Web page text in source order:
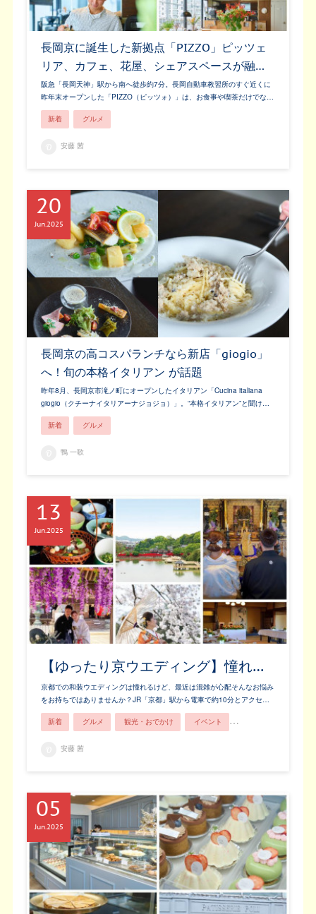
長岡京に誕生した新拠点「PIZZO」ピッツェ
リア、カフェ、花屋、シェアスペースが融…
阪急「長岡天神」駅から南へ徒歩約7分。長岡自動車教習所のすぐ近くに
昨年末オープンした「PIZZO（ピッツォ）」は、お食事や喫茶だけでな…
新着 グルメ
安藤 茜
長岡京の高コスパランチなら新店「giogio」
へ！旬の本格イタリアン が話題
昨年8月、長岡京市滝ノ町にオープンしたイタリアン「Cucina italiana
giogio（クチーナイタリアーナジョジョ）」。“本格イタリアン”と聞け…
20
Jun2025
新着 グルメ
鴨 一歌
【ゆったり京ウエディング】憧れ…
京都での和装ウエディングは憧れるけど、最近は混雑が心配そんなお悩み
をお持ちではありませんか？JR「京都」駅から電車で約10分とアクセ…
13
Jun2025
新着 グルメ 観光・おでかけ イベント
安藤 茜
05
Jun2025